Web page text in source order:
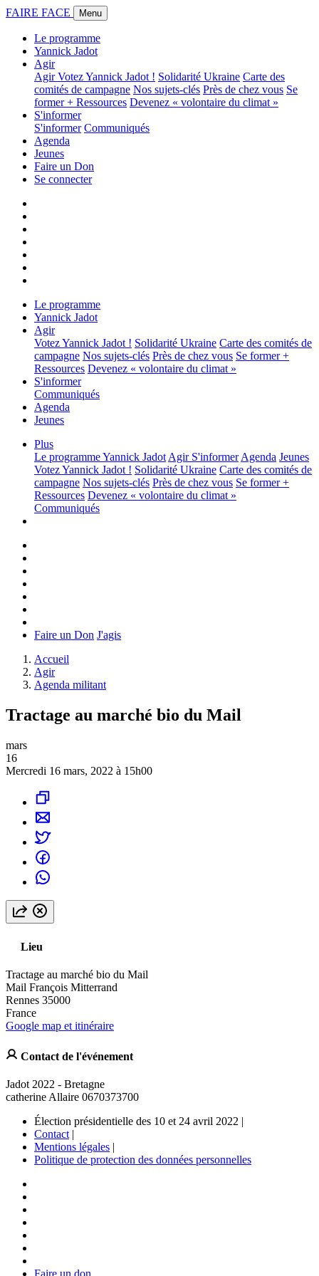
FAIRE FACE Menu
Le programme
Yannick Jadot
Agir
AgirVotez Yannick Jadot ! Solidarité Ukraine Carte des
comités de campagne Nos sujets-clés Près de chez vous Se
former + Ressources Devenez « volontaire du climat »
S'informer
S'informer Communiqués
Agenda
Jeunes
Faire un Don
Se connecter
Le programme
Yannick Jadot
Agir
Votez Yannick Jadot ! Solidarité Ukraine Carte des comités de
campagne Nos sujets-clés Près de chez vous Se former +
Ressources Devenez « volontaire du climat »
S'informer
Communiqués
Agenda
Jeunes
Plus
Le programmeYannick Jadot Agir S'informer Agenda Jeunes
Votez Yannick Jadot ! Solidarité Ukraine Carte des comités de
campagne Nos sujets-clés Près de chez vous Se former +
Ressources Devenez « volontaire du climat »
Communiqués
Faire un Don J'agis
Accueil
Agir
Agenda militant
Tractage au marché bio du Mail
mars
16
Mercredi 16 mars, 2022 à 15h00
Lieu
Tractage au marché bio du Mail
Mail François Mitterrand
Rennes 35000
France
Google map et itinéraire
Contact de l'événement
Jadot 2022 - Bretagne
catherine Allaire 0670373700
Élection présidentielle des 10 et 24 avril 2022 |
Contact |
Mentions légales |
Politique de protection des données personnelles
Faire un don